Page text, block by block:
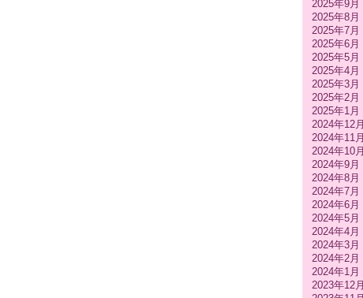
2025年9月
2025年8月
2025年7月
2025年6月
2025年5月
2025年4月
2025年3月
2025年2月
2025年1月
2024年12月
2024年11月
2024年10月
2024年9月
2024年8月
2024年7月
2024年6月
2024年5月
2024年4月
2024年3月
2024年2月
2024年1月
2023年12月